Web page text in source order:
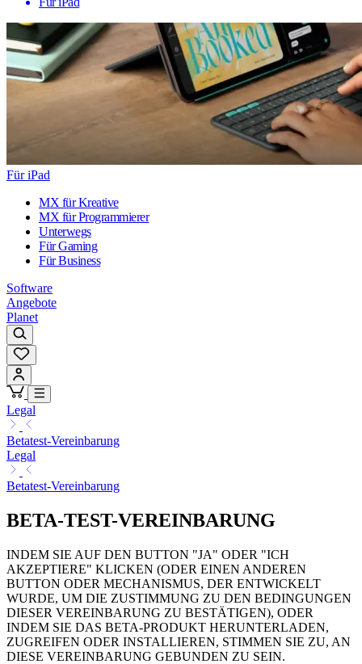
Für iPad
MX für Kreative
MX für Programmierer
Unterwegs
Für Gaming
Für Business
Software
Angebote
Planet
Legal
Betatest-Vereinbarung
Legal
Betatest-Vereinbarung
BETA-TEST-VEREINBARUNG
INDEM SIE AUF DEN BUTTON "JA" ODER "ICH
AKZEPTIERE" KLICKEN (ODER EINEN ANDEREN
BUTTON ODER MECHANISMUS, DER ENTWICKELT
WURDE, UM DIE ZUSTIMMUNG ZU DEN BEDINGUNGEN
DIESER VEREINBARUNG ZU BESTÄTIGEN), ODER
INDEM SIE DAS BETA-PRODUKT HERUNTERLADEN,
ZUGREIFEN ODER INSTALLIEREN, STIMMEN SIE ZU, AN
DIESE VEREINBARUNG GEBUNDEN ZU SEIN.